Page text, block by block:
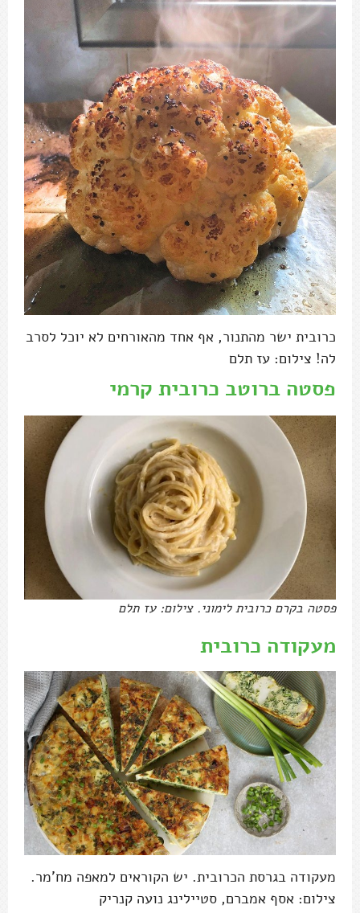
כרובית ישר מהתנור, אף אחד מהאורחים לא יוכל לסרב
לה! צילום: עז תלם
פסטה ברוטב כרובית קרמי
פסטה בקרם כרובית לימוני. צילום: עז תלם
מעקודה כרובית
מעקודה בגרסת הכרובית. יש הקוראים למאפה מח'מר.
צילום: אסף אמברם, סטיילינג נועה קנריק